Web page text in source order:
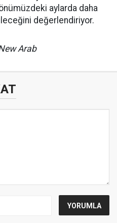
aylarda daha
değerlendiriyor.
Arab